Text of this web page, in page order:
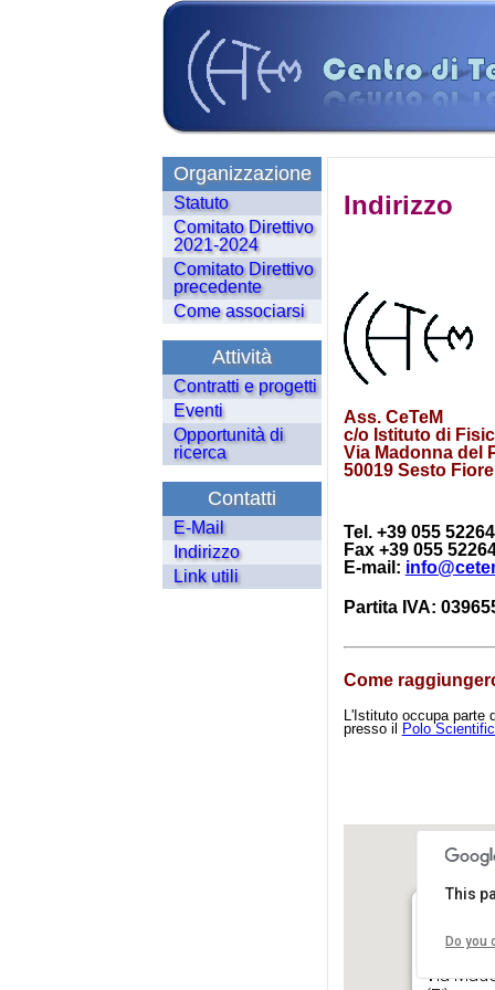
Organizzazione
Statuto
Comitato Direttivo
2021-2024
Comitato Direttivo
precedente
Come associarsi
Attività
Contratti e progetti
Eventi
Opportunità di
ricerca
Contatti
E-Mail
Indirizzo
Link utili
Indirizzo
Ass. CeTeM
c/o Istituto di
Via Madonna del
50019 Sesto
Tel. +39 055
Fax +39 055
E-mail:
Partita IVA:
Come
L'Istituto occupa parte
presso il
Polo
Via
This
Do you